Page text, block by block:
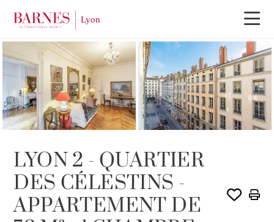
VENDU PAR BARNES
LYON 2 - QUARTIER
DES CÉLESTINS -
APPARTEMENT DE